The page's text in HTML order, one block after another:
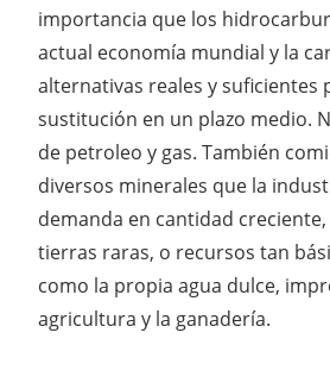
importancia que los
actual economía mundial y la
alternativas reales y suficientes
sustitución en un plazo medio.
de petroleo y gas. También
diversos minerales que la
demanda en cantidad
tierras raras, o recursos tan
como la propia agua dulce,
agricultura y la ganadería.